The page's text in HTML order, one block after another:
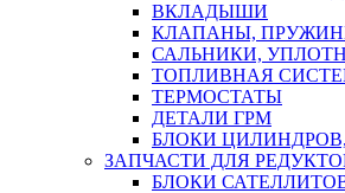
ВКЛАДЫШИ
КЛАПАНЫ,
САЛЬНИКИ,
ТОПЛИВНАЯ
ТЕРМОСТАТЫ
ДЕТАЛИ ГРМ
БЛОКИ
ЗАПЧАСТИ ДЛЯ
БЛОКИ